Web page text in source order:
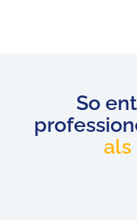
Website
So
als